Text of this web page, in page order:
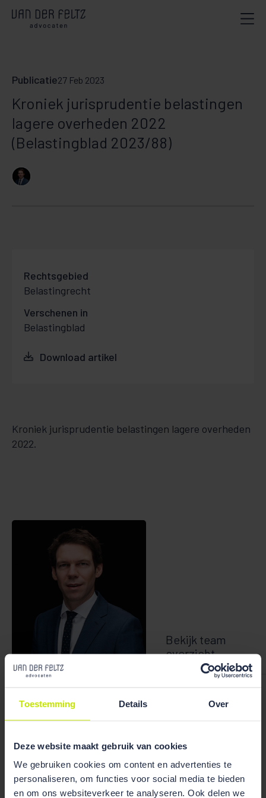
Toestemming Details Over
Deze website maakt gebruik van cookies
We gebruiken cookies om content en advertenties te
personaliseren, om functies voor social media te bieden
en om ons websiteverkeer te analyseren. Ook delen we
Publicatie27 Feb 2023
Kroniek jurisprudentie belastingen
lagere overheden 2022
(Belastingblad 2023/88)
Rechtsgebied
Belastingrecht
Verschenen in
Belastingblad
Download artikel
Kroniek jurisprudentie belastingen lagere overheden
2022.
Bekijk team
overzicht
Publicaties